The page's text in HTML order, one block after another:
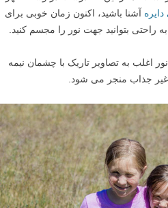
آشنا باشید، اکنون زمان خوبی برای
راحتی بتوانید جهت نور را مجسم کنید.
اغلب به تصاویر تاریک با چشمان نیمه
غیر جذاب منجر می شود.